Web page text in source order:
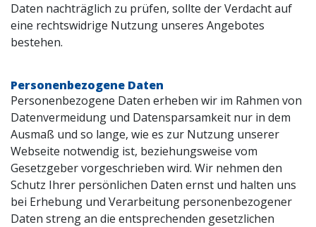
Daten nachträglich zu prüfen, sollte der Verdacht auf
eine rechtswidrige Nutzung unseres Angebotes
bestehen.
Personenbezogene Daten
Personenbezogene Daten erheben wir im Rahmen von
Datenvermeidung und Datensparsamkeit nur in dem
Ausmaß und so lange, wie es zur Nutzung unserer
Webseite notwendig ist, beziehungsweise vom
Gesetzgeber vorgeschrieben wird. Wir nehmen den
Schutz Ihrer persönlichen Daten ernst und halten uns
bei Erhebung und Verarbeitung personenbezogener
Daten streng an die entsprechenden gesetzlichen